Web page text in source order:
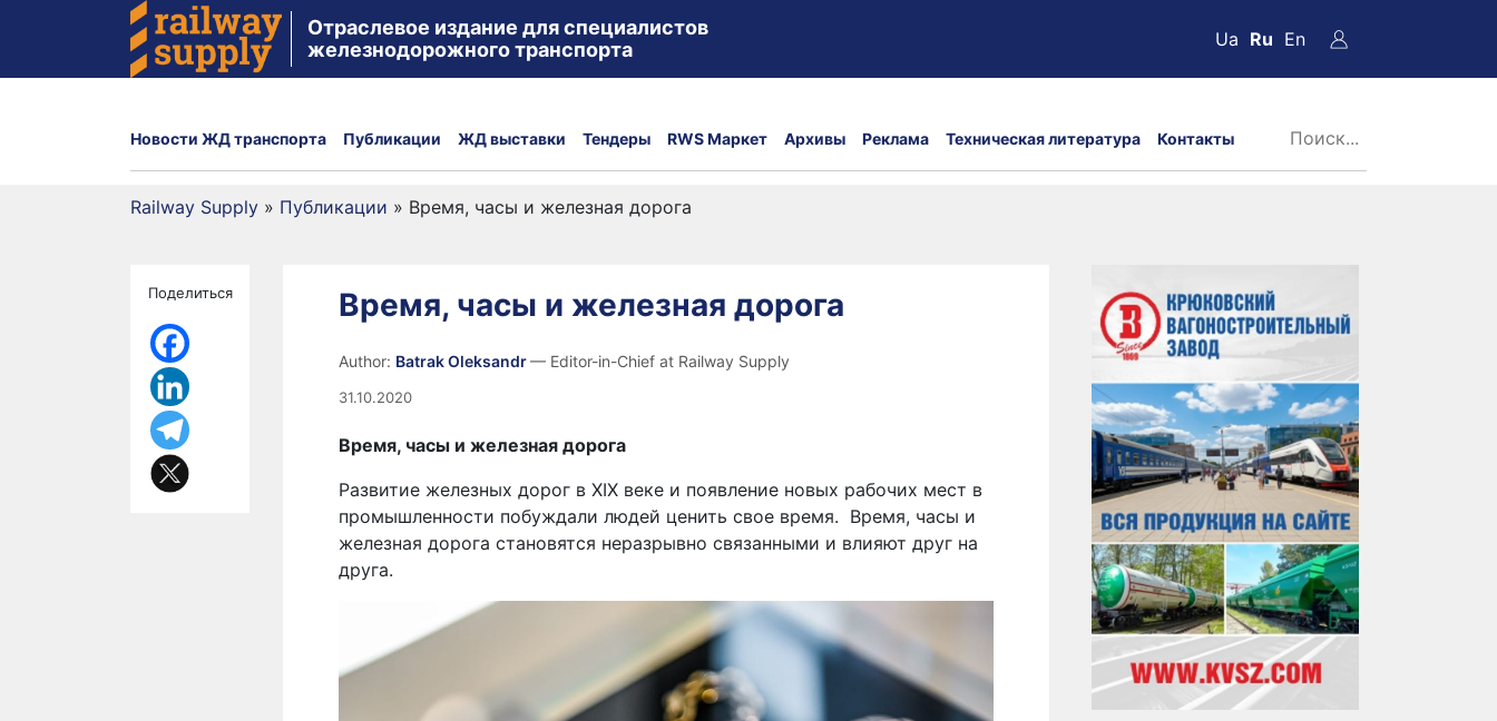
Отраслевое издание для специалистов
железнодорожного транспорта
Ua Ru En
Новости ЖД транспорта Публикации ЖД выставки Тендеры RWS Маркет Архивы Реклама Техническая литература Контакты
Railway Supply » Публикации » Время, часы и железная дорога
Поделиться Время, часы и железная дорога
Author: Batrak Oleksandr— Editor-in-Chief at Railway Supply
31.10.2020
Время, часы и железная дорога
Развитие железных дорог в XIX веке и появление новых рабочих мест в
промышленности побуждали людей ценить свое время. Время, часы и
железная дорога становятся неразрывно связанными и влияют друг на
друга.